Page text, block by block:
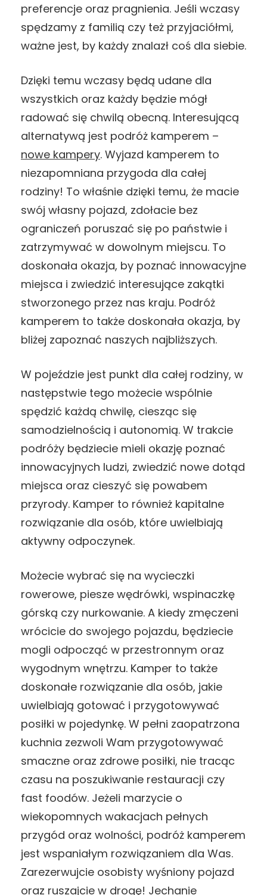
preferencje oraz pragnienia. Jeśli wczasy
spędzamy z familią czy też przyjaciółmi,
ważne jest, by każdy znalazł coś dla siebie.
Dzięki temu wczasy będą udane dla
wszystkich oraz każdy będzie mógł
radować się chwilą obecną. Interesującą
alternatywą jest podróż kamperem –
nowe kampery. Wyjazd kamperem to
niezapomniana przygoda dla całej
rodziny! To właśnie dzięki temu, że macie
swój własny pojazd, zdołacie bez
ograniczeń poruszać się po państwie i
zatrzymywać w dowolnym miejscu. To
doskonała okazja, by poznać innowacyjne
miejsca i zwiedzić interesujące zakątki
stworzonego przez nas kraju. Podróż
kamperem to także doskonała okazja, by
bliżej zapoznać naszych najbliższych.
W pojeździe jest punkt dla całej rodziny, w
następstwie tego możecie wspólnie
spędzić każdą chwilę, ciesząc się
samodzielnością i autonomią. W trakcie
podróży będziecie mieli okazję poznać
innowacyjnych ludzi, zwiedzić nowe dotąd
miejsca oraz cieszyć się powabem
przyrody. Kamper to również kapitalne
rozwiązanie dla osób, które uwielbiają
aktywny odpoczynek.
Możecie wybrać się na wycieczki
rowerowe, piesze wędrówki, wspinaczkę
górską czy nurkowanie. A kiedy zmęczeni
wrócicie do swojego pojazdu, będziecie
mogli odpocząć w przestronnym oraz
wygodnym wnętrzu. Kamper to także
doskonałe rozwiązanie dla osób, jakie
uwielbiają gotować i przygotowywać
posiłki w pojedynkę. W pełni zaopatrzona
kuchnia zezwoli Wam przygotowywać
smaczne oraz zdrowe posiłki, nie tracąc
czasu na poszukiwanie restauracji czy
fast foodów. Jeżeli marzycie o
wiekopomnych wakacjach pełnych
przygód oraz wolności, podróż kamperem
jest wspaniałym rozwiązaniem dla Was.
Zarezerwujcie osobisty wyśniony pojazd
oraz ruszajcie w drogę! Jechanie